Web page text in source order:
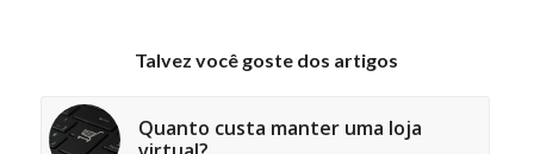
Talvez você goste dos artigos
Quanto custa manter uma loja